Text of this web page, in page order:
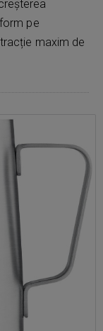
pe
maxim de